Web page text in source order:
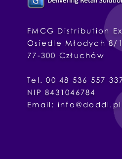
FMCG Distribution
Osiedle Młodych 8/
77-300 Człuchów
Tel. 00 48 536
NIP 8431046784
Email: info@doddl.pl